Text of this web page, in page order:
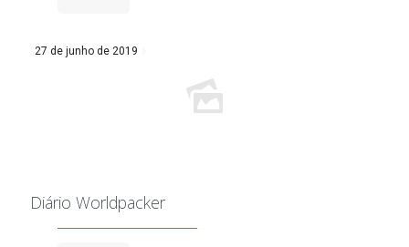
27 de junho de 2019
Diário Worldpacker